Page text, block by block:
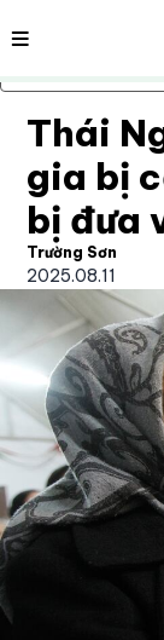
Bỏ qua nội
Nội dung
Thái
gia bị
bị đưa
Trường Sơn
2025.08.11